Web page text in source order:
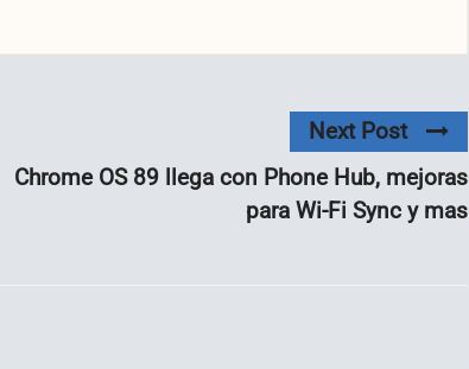
Next Post
Chrome OS 89 llega con Phone Hub, mejoras
para Wi-Fi Sync y mas